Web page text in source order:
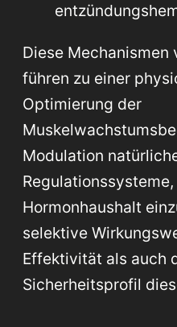
Diese Mechanismen
führen zu einer
Optimierung der
Modulation
Hormonhaushalt
selektive
Effektivität als auch
Sicherheitsprofil